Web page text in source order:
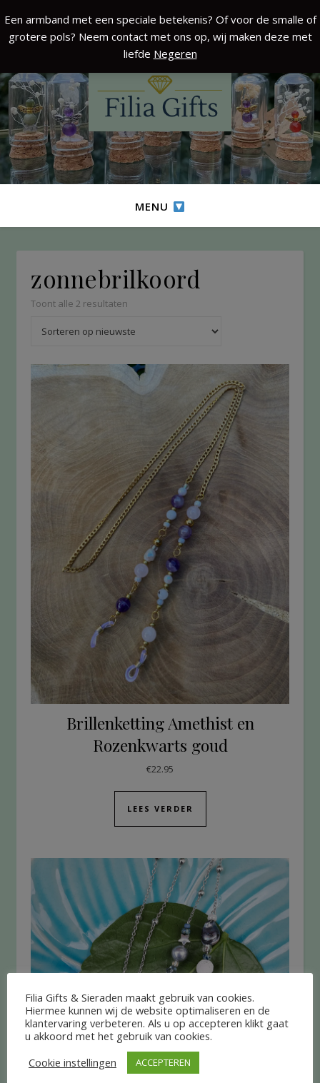
Een armband met een speciale betekenis? Of voor de smalle of
grotere pols? Neem contact met ons op, wij maken deze met
liefde Negeren
MENU
zonnebrilkoord
Toont alle 2 resultaten
Brillenketting Amethist en
Rozenkwarts goud
€22.95
LEES VERDER
Filia Gifts & Sieraden maakt gebruik van cookies.
Hiermee kunnen wij de website optimaliseren en de
klantervaring verbeteren. Als u op accepteren klikt gaat
u akkoord met het gebruik van cookies.